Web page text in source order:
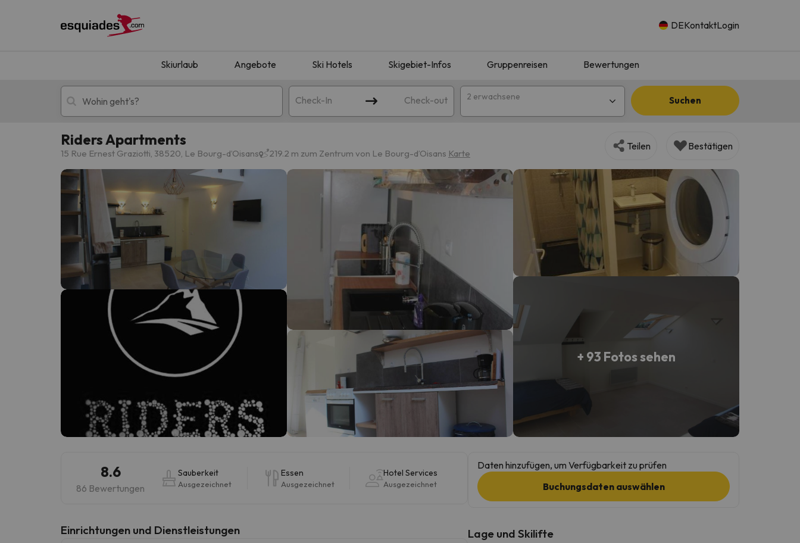
DEKontaktLogin
Skiurlaub Angebote Ski Hotels Skigebiet-Infos Gruppenreisen Bewertungen
Check-In Check-out 2 erwachsene Suchen
Skiurlaub Berghotels
Oops, wir haben keine Ergebnisse gefunden, die Ihrer Suche entsprechen. Versuchen Sie, das Ziel zu ändern.
Es sieht so aus, als hätte sich unser Sucher verirrt. Sobald er seinen Kompass gefunden hat, wird er zurück sein.
Riders Apartments
15 Rue Ernest Graziotti, 38520, Le Bourg-dʼOisans 219.2 m zum Zentrum von Le Bourg-dʼOisans Karte
Teilen Bestätigen
+ 93 Fotos sehen
8.6
86 Bewertungen
Sauberkeit
Ausgezeichnet
Essen
Ausgezeichnet
Hotel Services
Ausgezeichnet
​Einrichtungen und Dienstleistungen
Daten hinzufügen, um Verfügbarkeit zu prüfen
Buchungsdaten auswählen
Lage und Skilifte